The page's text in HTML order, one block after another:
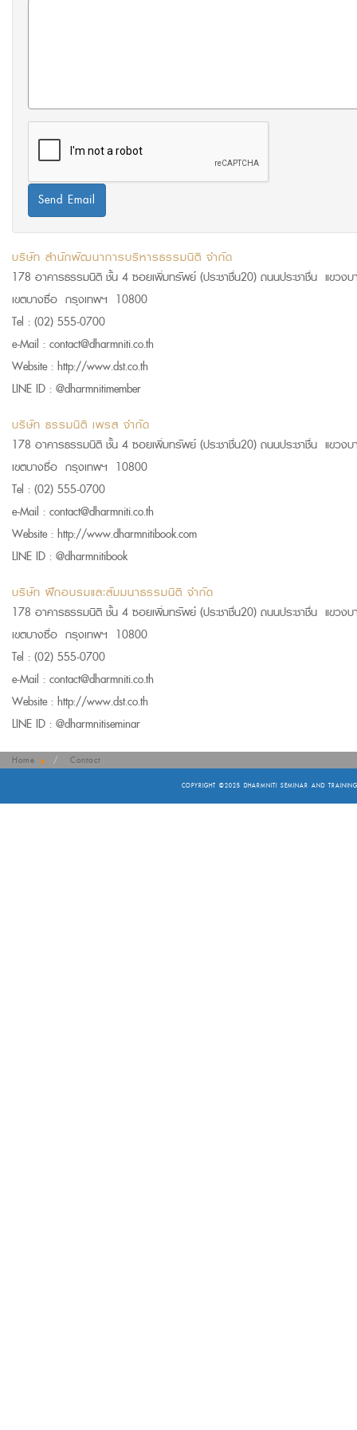
Send Email
บริษัท สำนักพัฒนาการบริหารธรรมนิติ จำกัด
178 อาคารธรรมนิติ ชั้น 4 ซอยเพิ่มทรัพย์ (ประชาชื่น20) ถนนประชาชื่น แขวง
เขตบางซื่อ กรุงเทพฯ 10800
Tel : (02) 555-0700
e-Mail : contact@dharmniti.co.th
Website : http://www.dst.co.th
LINE ID : @dharmnitimember
บริษัท ธรรมนิติ เพรส จำกัด
178 อาคารธรรมนิติ ชั้น 4 ซอยเพิ่มทรัพย์ (ประชาชื่น20) ถนนประชาชื่น แขวง
เขตบางซื่อ กรุงเทพฯ 10800
Tel : (02) 555-0700
e-Mail : contact@dharmniti.co.th
Website : http://www.dharmnitibook.com
LINE ID : @dharmnitibook
บริษัท ฝึกอบรมและสัมมนาธรรมนิติ จำกัด
178 อาคารธรรมนิติ ชั้น 4 ซอยเพิ่มทรัพย์ (ประชาชื่น20) ถนนประชาชื่น แขวง
เขตบางซื่อ กรุงเทพฯ 10800
Tel : (02) 555-0700
e-Mail : contact@dharmniti.co.th
Website : http://www.dst.co.th
LINE ID : @dharmnitiseminar
Home Contact
COPYRIGHT ©2025 DHARMNITI SEMINAR AND